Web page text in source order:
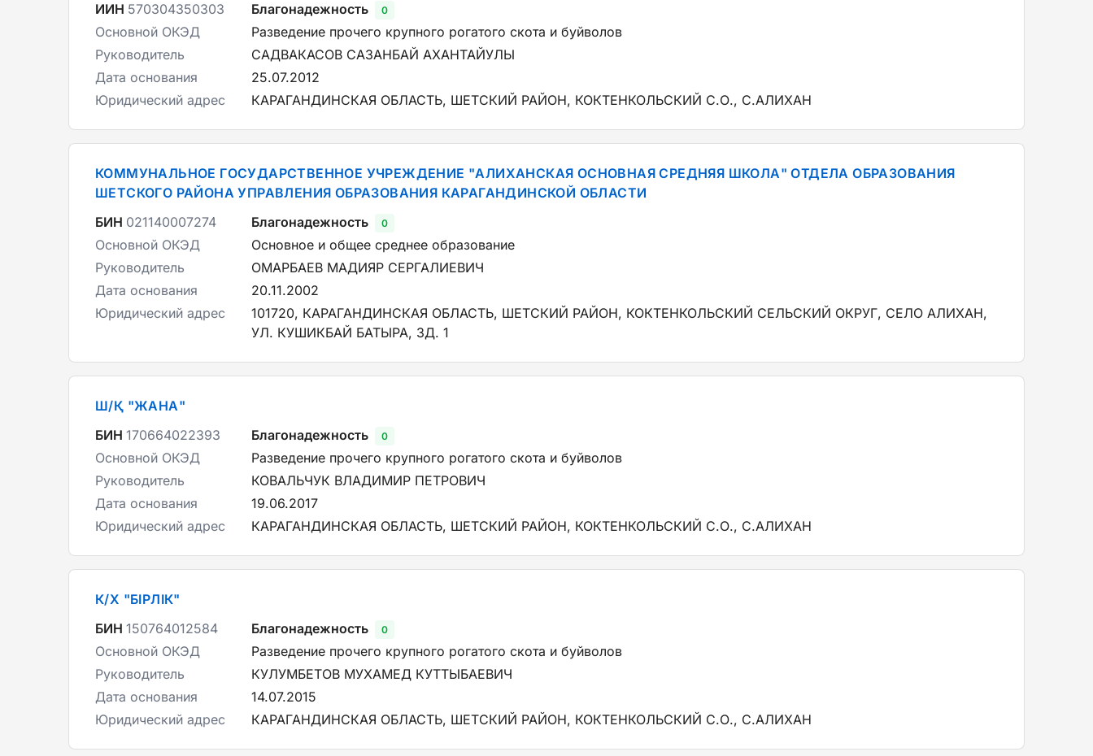
ИИН 570304350303 Благонадежность 0
Основной ОКЭД
Разведение прочего крупного рогатого скота и буйволов
Руководитель
САДВАКАСОВ САЗАНБАЙ АХАНТАЙУЛЫ
Дата основания
25.07.2012
Юридический адрес
КАРАГАНДИНСКАЯ ОБЛАСТЬ, ШЕТСКИЙ РАЙОН, КОКТЕНКОЛЬСКИЙ С.О., С.АЛИХАН
КОММУНАЛЬНОЕ ГОСУДАРСТВЕННОЕ УЧРЕЖДЕНИЕ "АЛИХАНСКАЯ ОСНОВНАЯ СРЕДНЯЯ ШКОЛА" ОТДЕЛА ОБРАЗОВАНИЯ
ШЕТСКОГО РАЙОНА УПРАВЛЕНИЯ ОБРАЗОВАНИЯ КАРАГАНДИНСКОЙ ОБЛАСТИ
БИН 021140007274 Благонадежность 0
Основной ОКЭД
Основное и общее среднее образование
Руководитель
ОМАРБАЕВ МАДИЯР СЕРГАЛИЕВИЧ
Дата основания
20.11.2002
Юридический адрес
101720, КАРАГАНДИНСКАЯ ОБЛАСТЬ, ШЕТСКИЙ РАЙОН, КОКТЕНКОЛЬСКИЙ СЕЛЬСКИЙ ОКРУГ, СЕЛО АЛИХАН,
УЛ. КУШИКБАЙ БАТЫРА, ЗД. 1
Ш/Қ "ЖАНА"
БИН 170664022393 Благонадежность 0
Основной ОКЭД
Разведение прочего крупного рогатого скота и буйволов
Руководитель
КОВАЛЬЧУК ВЛАДИМИР ПЕТРОВИЧ
Дата основания
19.06.2017
Юридический адрес
КАРАГАНДИНСКАЯ ОБЛАСТЬ, ШЕТСКИЙ РАЙОН, КОКТЕНКОЛЬСКИЙ С.О., С.АЛИХАН
К/Х "БІРЛІК"
БИН 150764012584 Благонадежность 0
Основной ОКЭД
Разведение прочего крупного рогатого скота и буйволов
Руководитель
КУЛУМБЕТОВ МУХАМЕД КУТТЫБАЕВИЧ
Дата основания
14.07.2015
Юридический адрес
КАРАГАНДИНСКАЯ ОБЛАСТЬ, ШЕТСКИЙ РАЙОН, КОКТЕНКОЛЬСКИЙ С.О., С.АЛИХАН